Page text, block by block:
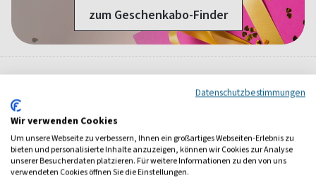
zum Geschenkabo-Finder
Datenschutzbestimmungen
Wir verwenden Cookies
Um unsere Webseite zu verbessern, Ihnen ein großartiges Webseiten-Erlebnis zu
bieten und personalisierte Inhalte anzuzeigen, können wir Cookies zur Analyse
unserer Besucherdaten platzieren. Für weitere Informationen zu den von uns
verwendeten Cookies öffnen Sie die Einstellungen.